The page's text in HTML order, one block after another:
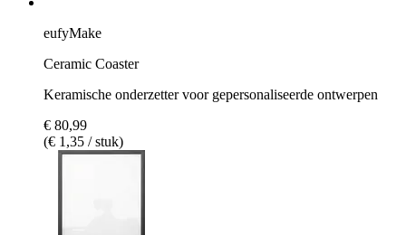
eufyMake
Ceramic Coaster
Keramische onderzetter voor gepersonaliseerde ontwerpen
€ 80,99
(€ 1,35 / stuk)